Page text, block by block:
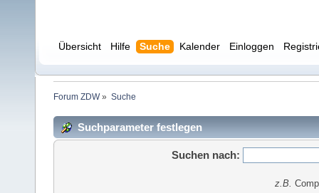
Übersicht Hilfe Suche Kalender Einloggen
Forum ZDW» Suche
Suchparameter festlegen
Suchen nach:
z.B.